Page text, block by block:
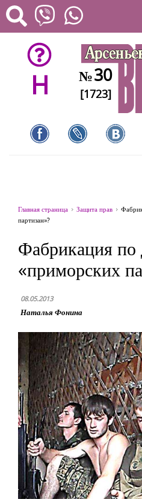
H №30
[1723]
Главная страница Защита прав
партизан»?
Фабрикация по
«приморских
08.05.2013
Наталья Фонина